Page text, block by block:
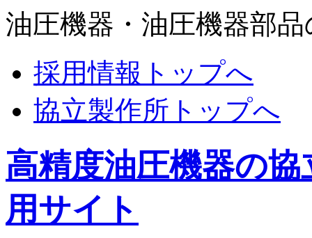
油圧機器・油圧機器部
採用情報トップへ
協立製作所トップへ
高精度油圧機器の
用サイト